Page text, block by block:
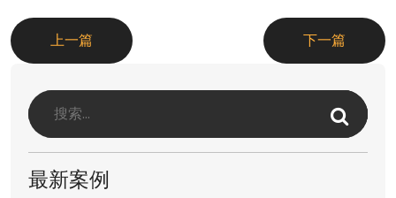
上一篇 下一篇
最新案例